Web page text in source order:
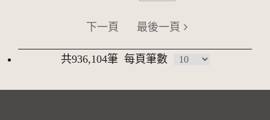
下一頁 最後一頁
共936,104筆 每頁筆數